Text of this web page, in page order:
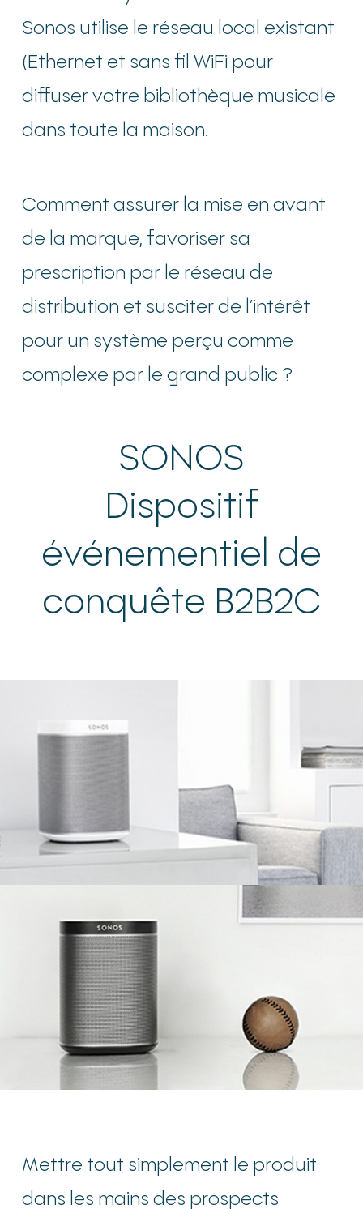
Sonos utilise le réseau local existant
(Ethernet et sans fil WiFi pour
diffuser votre bibliothèque musicale
dans toute la maison.
Comment assurer la mise en avant
de la marque, favoriser sa
prescription par le réseau de
distribution et susciter de l’intérêt
pour un système perçu comme
complexe par le grand public ?
SONOS
Dispositif
événementiel de
conquête B2B2C
Mettre tout simplement le produit
dans les mains des prospects